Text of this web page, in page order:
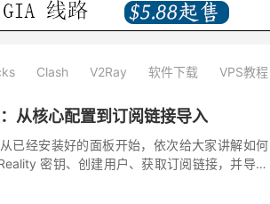
Clash V2Ray 软件下载 VPS教程
从核心配置到订阅链接导入
已经安装好的面板开始，依次给大家讲解如何
密钥、创建用户、获取订阅链接，并导入